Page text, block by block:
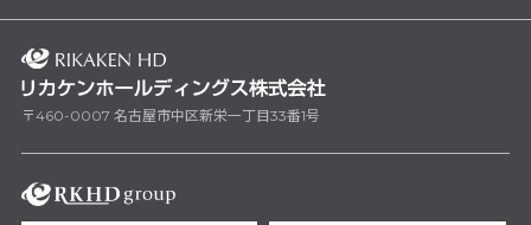
〒460-0007 名古屋市中区新栄一丁目33番1号